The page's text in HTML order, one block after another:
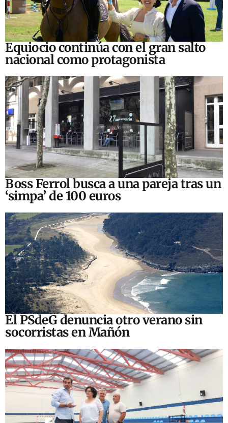
Equiocio continúa con el gran salto
nacional como protagonista
Boss Ferrol busca a una pareja tras un
‘simpa’ de 100 euros
El PSdeG denuncia otro verano sin
socorristas en Mañón